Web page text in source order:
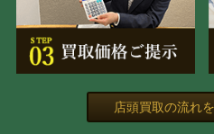
店頭買取の流れ